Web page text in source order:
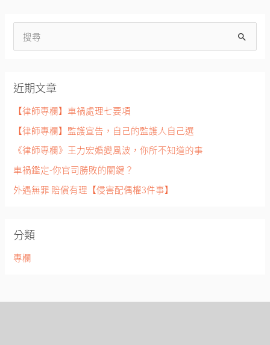
鍵
字
近期文章
【律師專欄】車禍處理七要項
【律師專欄】監護宣告，自己的監護人自己選
《律師專欄》王力宏婚變風波，你所不知道的事
車禍鑑定-你官司勝敗的關鍵？
外遇無罪 賠償有理【侵害配偶權3件事】
分類
專欄